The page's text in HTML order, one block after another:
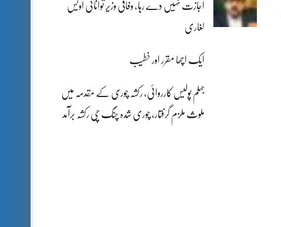
اجازت نہیں دے رہا، وفاقی وزیر توانائی اویس
لغاری
ایک اچھا مقرر اور خطیب
جہلم پولیس کارروائی، رکشہ چوری کے مقدمہ میں
ملوث ملزم گرفتار، چوری شدہ چنگ چی رکشہ برآمد